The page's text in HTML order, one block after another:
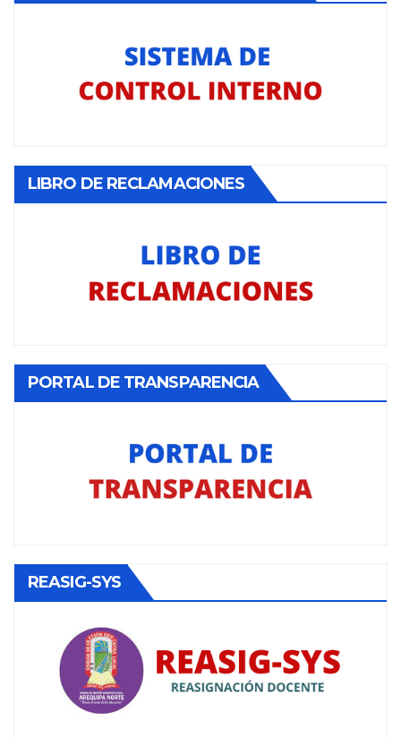
LIBRO DE RECLAMACIONES
PORTAL DE TRANSPARENCIA
REASIG-SYS